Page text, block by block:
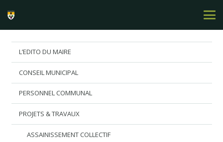
L’EDITO DU MAIRE
CONSEIL MUNICIPAL
PERSONNEL COMMUNAL
PROJETS & TRAVAUX
ASSAINISSEMENT COLLECTIF